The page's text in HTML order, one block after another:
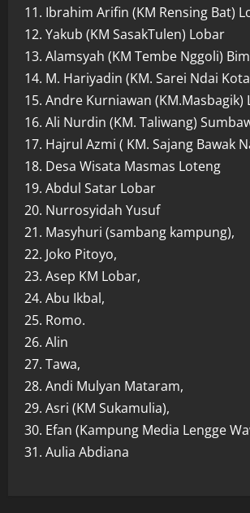
11. Ibrahim Arifin (KM Rensing Bat)
12. Yakub (KM SasakTulen) Lobar
13. Alamsyah (KM Tembe Nggoli)
14. M. Hariyadin (KM. Sarei Ndai
15. Andre Kurniawan (KM.Masbagik)
16. Ali Nurdin (KM. Taliwang)
17. Hajrul Azmi ( KM. Sajang Bawak
18. Desa Wisata Masmas Loteng
19. Abdul Satar Lobar
20. Nurrosyidah Yusuf
21. Masyhuri (sambang kampung),
22. Joko Pitoyo,
23. Asep KM Lobar,
24. Abu Ikbal,
25. Romo.
26. Alin
27. Tawa,
28. Andi Mulyan Mataram,
29. Asri (KM Sukamulia),
30. Efan (Kampung Media Lengge
31. Aulia Abdiana